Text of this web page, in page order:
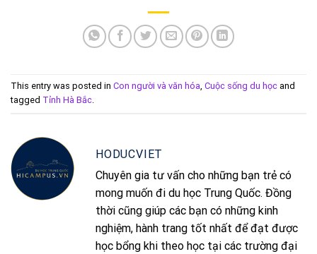
This entry was posted in Con người và văn hóa, Cuộc sống du học and
tagged Tỉnh Hà Bắc.
HODUCVIET
Chuyên gia tư vấn cho những bạn trẻ có
mong muốn đi du học Trung Quốc. Đồng
thời cũng giúp các bạn có những kinh
nghiệm, hành trang tốt nhất để đạt được
học bổng khi theo học tại các trường đại